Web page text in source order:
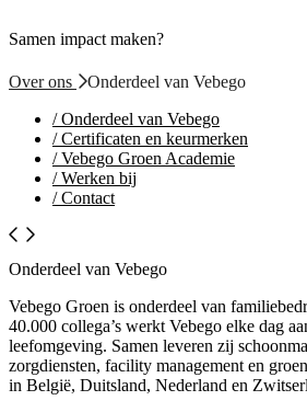
Samen impact maken?
Over ons
Onderdeel van Vebego
/Onderdeel van Vebego
/Certificaten en keurmerken
/Vebego Groen Academie
/Werken bij
/Contact
Onderdeel van Vebego
Vebego Groen is onderdeel van
40.000 collega’s werkt Vebego elke dag
leefomgeving. Samen leveren zij
zorgdiensten, facility management en
in België, Duitsland, Nederland en